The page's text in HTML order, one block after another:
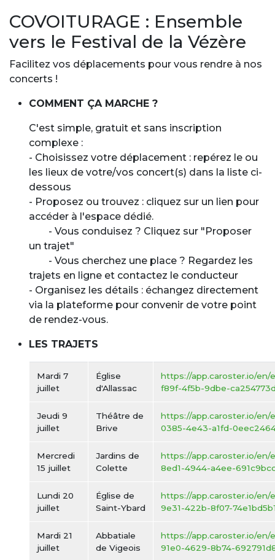
COVOITURAGE : Ensemble
vers le Festival de la Vézère
Facilitez vos déplacements pour vous rendre à nos
concerts !
COMMENT ÇA MARCHE ?
C'est simple, gratuit et sans inscription
complexe :
- Choisissez votre déplacement : repérez le ou
les lieux de votre/vos concert(s) dans la liste ci-
dessous
- Proposez ou trouvez : cliquez sur un lien pour
accéder à l'espace dédié.
- Vous conduisez ? Cliquez sur "Proposer
un trajet"
- Vous cherchez une place ? Regardez les
trajets en ligne et contactez le conducteur
- Organisez les détails : échangez directement
via la plateforme pour convenir de votre point
de rendez-vous.
LES TRAJETS
Mardi 7
juillet
Église
d'Allassac
https://app.caroster.io/en/
f89f-4f5b-9dbe-
Jeudi 9
juillet
Théâtre de
Brive
https://app.caroster.io/en/
0385-4e43-a1fd-
Mercredi
15 juillet
Jardins de
Colette
https://app.caroster.io/en/
8ed1-4944-a4ee-
Lundi 20
juillet
Église de
Saint-Ybard
https://app.caroster.io/en/
9e31-422b-8f07-
Mardi 21
juillet
Abbatiale
de Vigeois
https://app.caroster.io/en/
91e0-4629-8b74-